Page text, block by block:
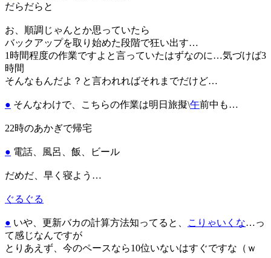
だらだらと
お、順調じゃんとか思っていたら
バックアップを取り始めた段階で狂い出す…
1時間程度の作業ですよと言っていたはずなのに…気づけば3
時間
そんなもんだよ？と言われればそれまでだけど…
● そんなわけで、こちらの作業は明日旅擬\午前中も…
22時のあかぎで帰宅
● 電話、風呂、飯、ビール
だめだ、早く寝よう…
ぐるぐる
● いや、更新バカの計算方法知ってると、 こりゃいくな…っ
て感じなんですが
とりあえず、今のペースなら10位いないはすぐですな（ｗ